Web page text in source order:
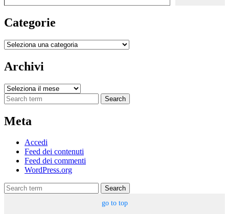
Categorie
Categorie
Archivi
Archivi
Search
Meta
Accedi
Feed dei contenuti
Feed dei commenti
WordPress.org
Search
go to top